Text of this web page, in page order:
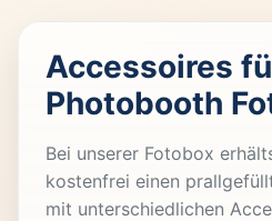
Accessoires
Photobooth
Bei unserer Fotobox
kostenfrei einen
mit unterschiedlichen